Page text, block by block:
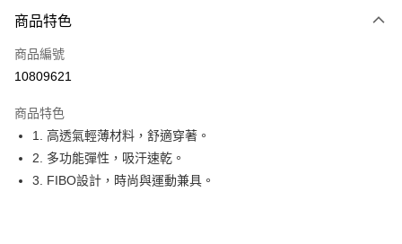
LINE Pay
Apple Pay
悠遊付
大哥付你分期
相關說明
商品特色
商品編號
10809621
商品特色
1. 高透氣輕薄材料，舒適穿著。
2. 多功能彈性，吸汗速乾。
3. FIBO設計，時尚與運動兼具。